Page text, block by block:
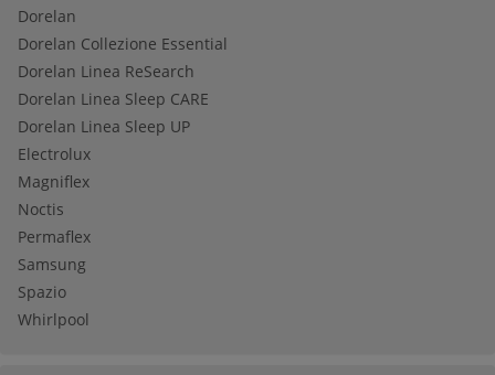
Dorelan
Dorelan Collezione Essential
Dorelan Linea ReSearch
Dorelan Linea Sleep CARE
Dorelan Linea Sleep UP
Electrolux
Magniflex
Noctis
Permaflex
Samsung
Spazio
Whirlpool